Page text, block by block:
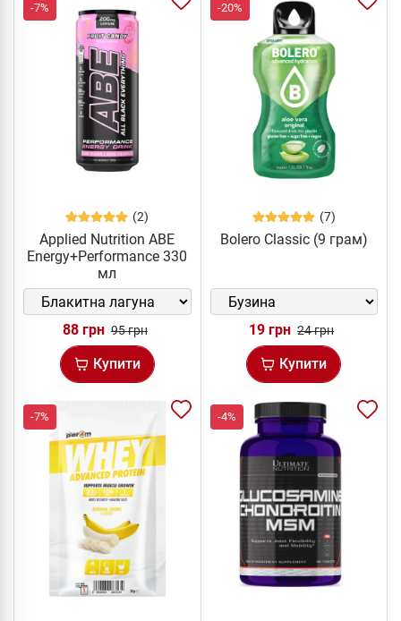
-7%
(2)
Applied Nutrition ABE
Energy+Performance 330
мл
88 грн 95 грн
Купити
-20%
(7)
Bolero Classic (9 грам)
19 грн 24 грн
Купити
-7% -4%